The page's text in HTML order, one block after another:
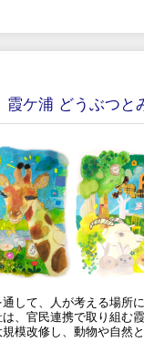
霞ケ浦 どうぶつ
して、人が考える場所
、官民連携で取り組む
規模改修し、動物や自